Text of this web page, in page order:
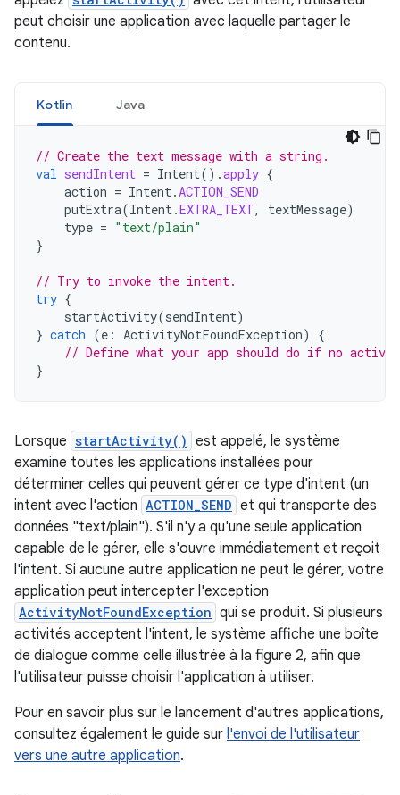
peut choisir une application avec laquelle partager le
contenu.
Kotlin Java
// Create the text message with a string.
val sendIntent = Intent().apply {
action = Intent.ACTION_SEND
putExtra(Intent.EXTRA_TEXT, textMessage)
type = "text/plain"
}
// Try to invoke the intent.
try {
startActivity(sendIntent)
} catch (e : ActivityNotFoundException)
{
// Define what your app should do if no
}
Lorsque startActivity() est appelé, le système
examine toutes les applications installées pour
déterminer celles qui peuvent gérer ce type d'intent (un
intent avec l'action ACTION_SEND et qui transporte des
données "text/plain"). S'il n'y a qu'une seule application
capable de le gérer, elle s'ouvre immédiatement et reçoit
l'intent. Si aucune autre application ne peut le gérer, votre
application peut intercepter l'exception
ActivityNotFoundException qui se produit. Si plusieurs
activités acceptent l'intent, le système affiche une boîte
de dialogue comme celle illustrée à la figure 2, afin que
l'utilisateur puisse choisir l'application à utiliser.
Pour en savoir plus sur le lancement d'autres applications,
consultez également le guide sur l'envoi de l'utilisateur
vers une autre application.